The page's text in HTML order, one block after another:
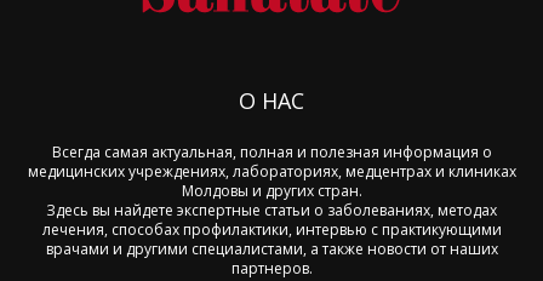
О НАС
Всегда самая актуальная, полная и полезная информация о
медицинских учреждениях, лабораториях, медцентрах и клиниках
Молдовы и других стран.
Здесь вы найдете экспертные статьи о заболеваниях, методах
лечения, способах профилактики, интервью с практикующими
врачами и другими специалистами, а также новости от наших
партнеров.